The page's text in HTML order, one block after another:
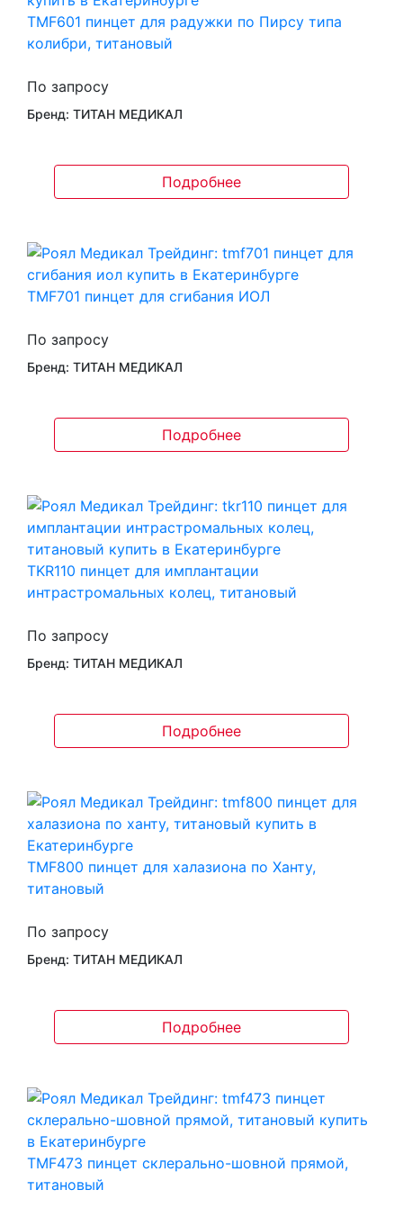
TMF601 пинцет для радужки по Пирсу типа
колибри, титановый
По запросу
Бренд: ТИТАН МЕДИКАЛ
Подробнее
TMF701 пинцет для сгибания ИОЛ
По запросу
Бренд: ТИТАН МЕДИКАЛ
Подробнее
TKR110 пинцет для имплантации
интрастромальных колец, титановый
По запросу
Бренд: ТИТАН МЕДИКАЛ
Подробнее
TMF800 пинцет для халазиона по Ханту,
титановый
По запросу
Бренд: ТИТАН МЕДИКАЛ
Подробнее
TMF473 пинцет склерально-шовной прямой,
титановый